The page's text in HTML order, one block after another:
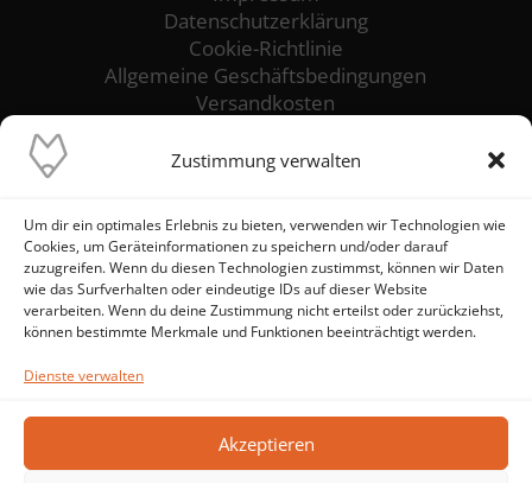
Zustimmung verwalten
Um dir ein optimales Erlebnis zu bieten, verwenden wir Technologien wie
Cookies, um Geräteinformationen zu speichern und/oder darauf
zuzugreifen. Wenn du diesen Technologien zustimmst, können wir Daten
wie das Surfverhalten oder eindeutige IDs auf dieser Website
verarbeiten. Wenn du deine Zustimmung nicht erteilst oder zurückziehst,
können bestimmte Merkmale und Funktionen beeinträchtigt werden.
Dienste verwalten
Akzeptieren
Datenschutzerklärung
Cookie-Richtlinie
Allgemeine Geschäftsbedingungen
Versandkosten
Unser Ziel ist es, die reibungslose Funktion
sicherzustellen. Wir stehen dir als
zuverlässiger IT-Ansprechpartner zur Seite
und setzen alles daran, IT-Probleme von
vornherein zu verhindern – statt Brände zu
löschen.